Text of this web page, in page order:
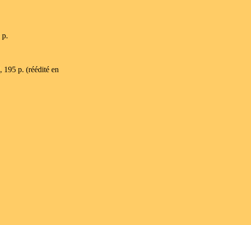
p.
195 p. (réédité en